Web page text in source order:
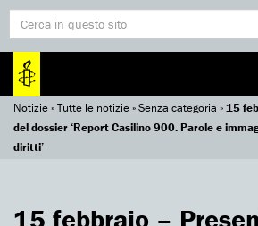
Notizie»Tutte le notizie»Senza categoria »15
del dossier ‘Report Casilino 900. Parole e
diritti’
15 febbraio –